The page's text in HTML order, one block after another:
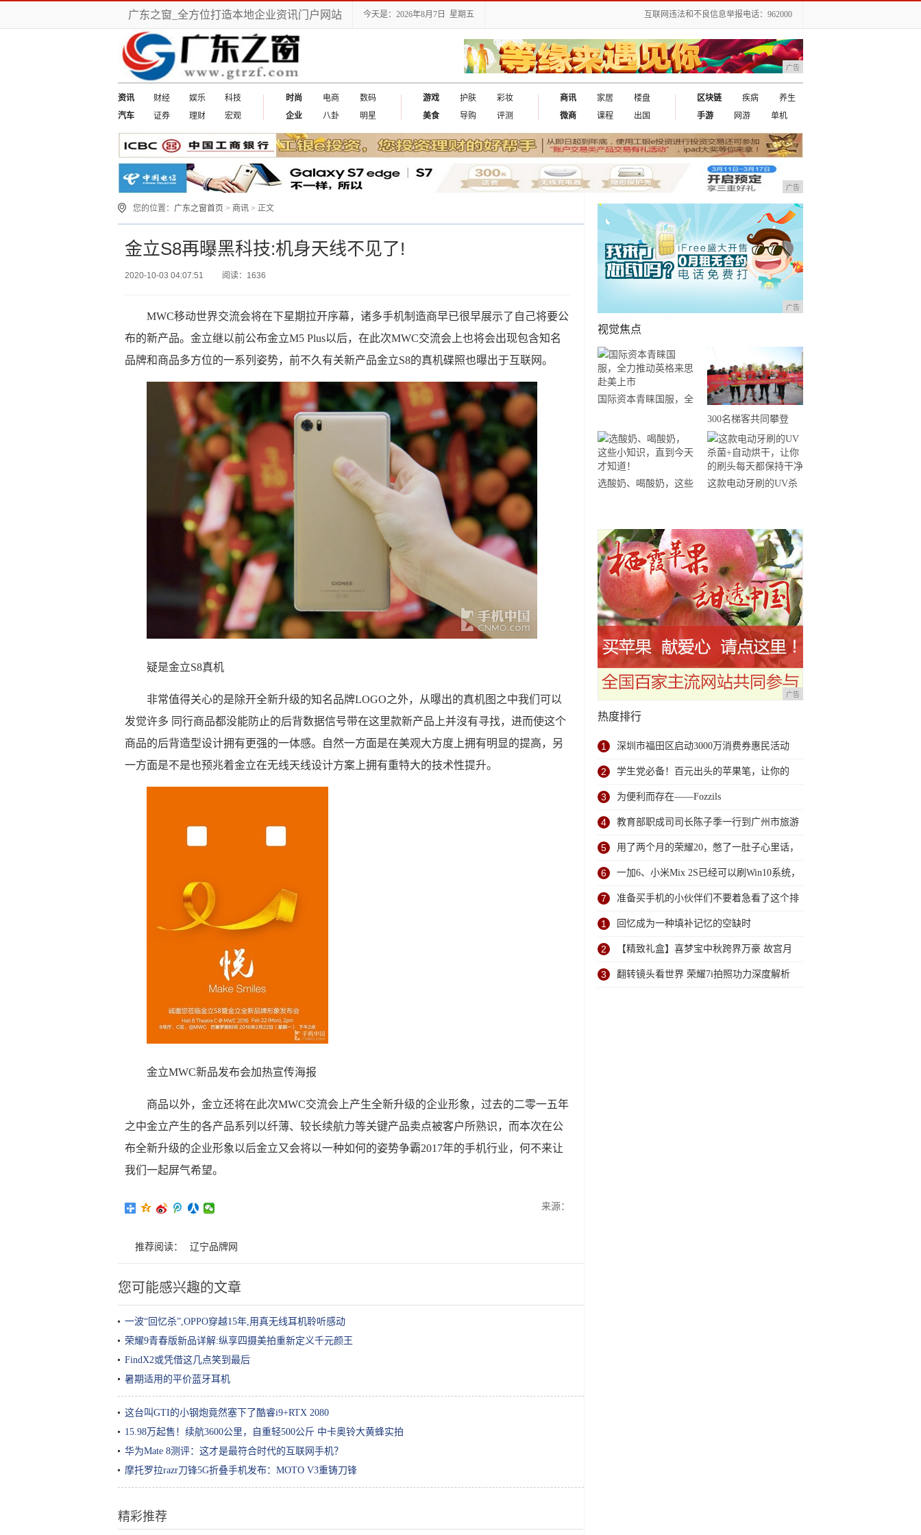
广东之窗_全方位打造本地企业资讯门户网站 今天是：2026年8月7日 星期五 互联网违法和不良信息举报电话：962000
广告
资讯 财经 娱乐
科技
汽车
证券 理财 宏观
时尚 电商
数码
企业
八卦 明星
游戏 护肤
彩妆
美食
导购 评测
商讯 家居
楼盘
微商
课程 出国
区块链 疾病
养生
手游
网游 单机
广告
您的位置： 广东之窗首页 > 商讯 > 正文
金立S8再曝黑科技:机身天线不见了!
2020-10-03 04:07:51 阅读：1636
MWC移动世界交流会将在下星期拉开序幕，诸多手机制造商早已很早展示了自己将要公
布的新产品。金立继以前公布金立M5 Plus以后，在此次MWC交流会上也将会出现包含知名
品牌和商品多方位的一系列姿势，前不久有关新产品金立S8的真机碟照也曝出于互联网。
疑是金立S8真机
非常值得关心的是除开全新升级的知名品牌LOGO之外，从曝出的真机图之中我们可以
发觉许多 同行商品都没能防止的后背数据信号带在这里款新产品上并沒有寻找，进而使这个
商品的后背造型设计拥有更强的一体感。自然一方面是在美观大方度上拥有明显的提高，另
一方面是不是也预兆着金立在无线天线设计方案上拥有重特大的技术性提升。
金立MWC新品发布会加热宣传海报
商品以外，金立还将在此次MWC交流会上产生全新升级的企业形象，过去的二零一五年
之中金立产生的各产品系列以纤薄、较长续航力等关键产品卖点被客户所熟识，而本次在公
布全新升级的企业形象以后金立又会将以一种如何的姿势争霸2017年的手机行业，何不来让
我们一起屏气希望。
来源：
推荐阅读： 辽宁品牌网
您可能感兴趣的文章
一波“回忆杀”,OPPO穿越15年,用真无线耳机聆听感动
荣耀9青春版新品详解:纵享四摄美拍重新定义千元颜王
FindX2或凭借这几点笑到最后
暑期适用的平价蓝牙耳机
这台叫GTI的小钢炮竟然塞下了酷睿i9+RTX 2080
15.98万起售！续航3600公里，自重轻500公斤 中卡奥铃大黄蜂实拍
华为Mate 8测评：这才是最符合时代的互联网手机？
摩托罗拉razr刀锋5G折叠手机发布：MOTO V3重铸刀锋
精彩推荐
广告
视觉焦点
国际资本青睐国服，全
市
300名梯客共同攀登
2019国际垂直马拉松超
级精英赛顺德海骏达中
心站欢乐开跑
选酸奶、喝酸奶，这些
这款电动牙刷的UV杀
广告
热度排行
1 深圳市福田区启动3000万消费券惠民活动
2 学生党必备！百元出头的苹果笔，让你的
iPad成为学习神器
3 为便利而存在——Fozzils
4 教育部职成司司长陈子季一行到广州市旅游
商务职业学校考察调研
5 用了两个月的荣耀20，憋了一肚子心里话，
今天终于一吐为快
6 一加6、小米Mix 2S已经可以刷Win10系统，
网友：安卓提不动刀了？
7 准备买手机的小伙伴们不要着急看了这个排
行榜再决定买哪款手机吧
1 回忆成为一种填补记忆的空缺时
2 【精致礼盒】喜梦宝中秋跨界万豪 故宫月
饼：呈上“朕的心意”
3 翻转镜头看世界 荣耀7i拍照功力深度解析